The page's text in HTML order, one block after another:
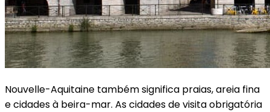
Nouvelle-Aquitaine também significa praias, areia fina
e cidades à beira-mar. As cidades de visita obrigatória